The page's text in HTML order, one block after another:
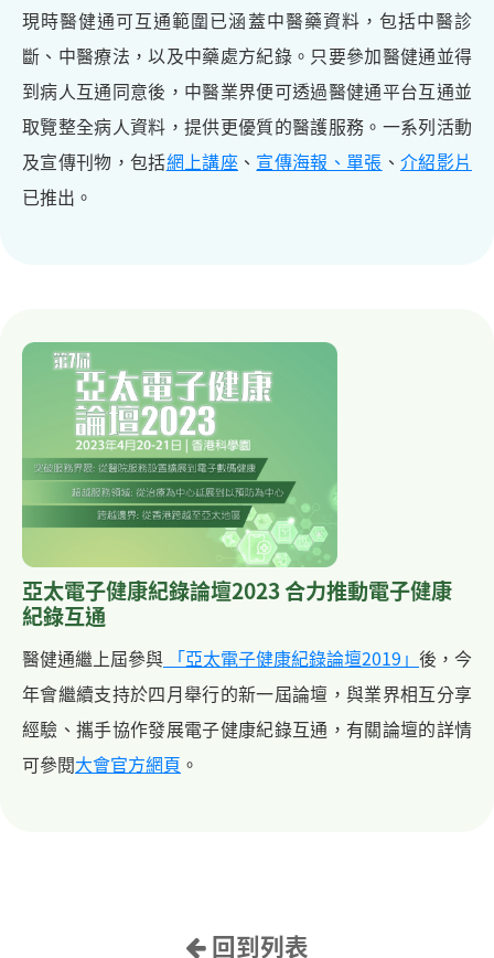
現時醫健通可互通範圍已涵蓋中醫藥資料，包括中醫診
斷、中醫療法，以及中藥處方紀錄。只要參加醫健通並得
到病人互通同意後，中醫業界便可透過醫健通平台互通並
取覽整全病人資料，提供更優質的醫護服務。一系列活動
及宣傳刊物，包括網上講座 、 宣傳海報、單張 、介紹影片
已推出。
亞太電子健康紀錄論壇2023 合力推動電子健康
紀錄互通
醫健通繼上屆參與 「亞太電子健康紀錄論壇2019」 後，今
年會繼續支持於四月舉行的新一屆論壇，與業界相互分享
經驗、攜手協作發展電子健康紀錄互通，有關論壇的詳情
可參閱大會官方網頁 。
回到列表